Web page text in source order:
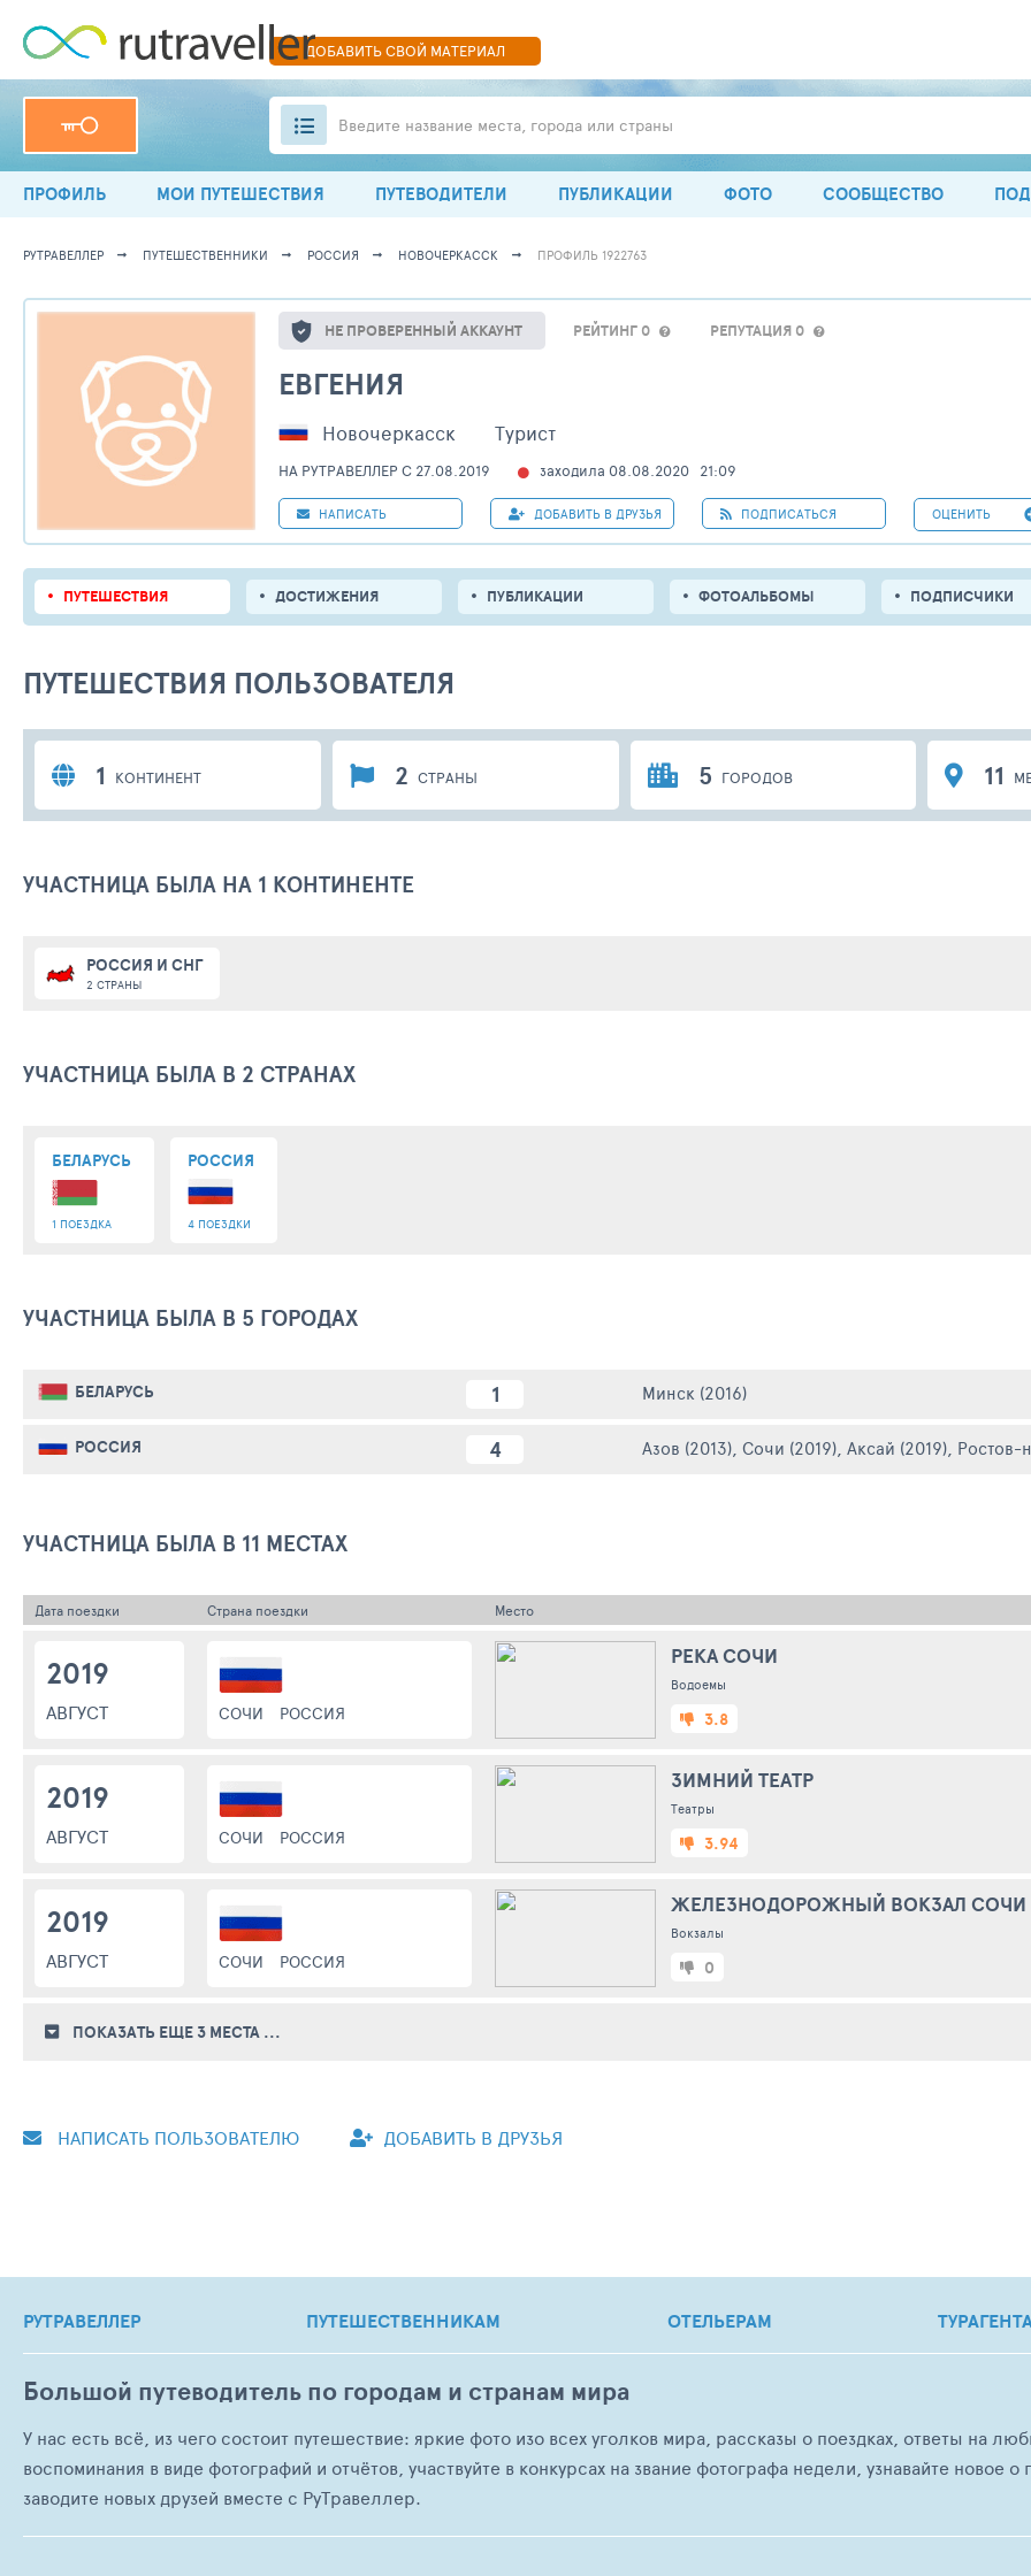
ДОБАВИТЬСВОЙ МАТЕРИАЛ
Введите название места, города или страны
ПРОФИЛЬ МОИ ПУТЕШЕСТВИЯ ПУТЕВОДИТЕЛИ ПУБЛИКАЦИИ ФОТО СООБЩЕСТВО
РУТРАВЕЛЛЕР ПУТЕШЕСТВЕННИКИ РОССИЯ НОВОЧЕРКАССК ПРОФИЛЬ 1922763
НЕ ПРОВЕРЕННЫЙ АККАУНТ РЕЙТИНГ 0 РЕПУТАЦИЯ 0
ЕВГЕНИЯ
Новочеркасск Турист
НА РУТРАВЕЛЛЕР C 27.08.2019 заходила 08.08.2020 21:09
НАПИСАТЬ ДОБАВИТЬ В ДРУЗЬЯ ПОДПИСАТЬСЯ ОЦЕНИТЬ
ПУТЕШЕСТВИЯ ДОСТИЖЕНИЯ ПУБЛИКАЦИИ ФОТОАЛЬБОМЫ ПОДПИСЧИКИ
ПУТЕШЕСТВИЯ ПОЛЬЗОВАТЕЛЯ
1 КОНТИНЕНТ 2 СТРАНЫ 5 ГОРОДОВ 11
УЧАСТНИЦА БЫЛА НА 1 КОНТИНЕНТЕ
РОССИЯ И СНГ
2 СТРАНЫ
УЧАСТНИЦА БЫЛА В 2 СТРАНАХ
БЕЛАРУСЬ
1 ПОЕЗДКА
РОССИЯ
4 ПОЕЗДКИ
УЧАСТНИЦА БЫЛА В 5 ГОРОДАХ
БЕЛАРУСЬ 1 Минск (2016)
РОССИЯ 4 Азов (2013) Сочи (2019) Аксай (2019) Ростов-
УЧАСТНИЦА БЫЛА В 11 МЕСТАХ
Дата поездки Страна поездки Место
2019
АВГУСТ СОЧИ РОССИЯ
РЕКА СОЧИ
Водоемы
3.8
2019
АВГУСТ СОЧИ РОССИЯ
ЗИМНИЙ ТЕАТР
Театры
3.94
2019
АВГУСТ СОЧИ РОССИЯ
ЖЕЛЕЗНОДОРОЖНЫЙ ВОКЗАЛ СОЧИ
Вокзалы
0
ПОКАЗАТЬ ЕЩЕ 3 МЕСТА ...
НАПИСАТЬ ПОЛЬЗОВАТЕЛЮ ДОБАВИТЬ В ДРУЗЬЯ
РУТРАВЕЛЛЕР ПУТЕШЕСТВЕННИКАМ ОТЕЛЬЕРАМ
Большой путеводитель по городам и странам мира
У нас есть всё, из чего состоит путешествие: яркие фото изо всех уголков мира, рассказы о поездках, ответы на
воспоминания в виде фотографий и отчётов, участвуйте в конкурсах на звание фотографа недели, узнавайте новое
заводите новых друзей вместе с РуТравеллер.